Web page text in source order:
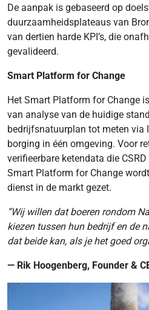
De aanpak is gebaseerd op
duurzaamheidsplateaus van
van dertien harde KPI’s, die
gevalideerd.
Smart Platform for Change
Het Smart Platform for Change
van analyse van de huidige
bedrijfsnatuurplan tot meten via
borging in één omgeving. Voor
verifieerbare ketendata die
Smart Platform for Change
dienst in de markt gezet.
“Wij willen dat boeren rondom
kiezen tussen hun bedrijf en de
dat beide kan, als je het goed
— Rik Hoogenberg, Founder &